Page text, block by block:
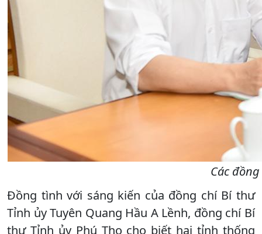
Các
Đồng tình với sáng kiến của đồng chí Bí thư
Tỉnh ủy Tuyên Quang Hầu A Lềnh, đồng chí Bí
thư Tỉnh ủy Phú Thọ cho biết hai tỉnh thống